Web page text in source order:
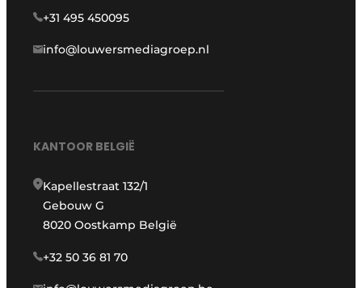
+31 495 450095
info@louwersmediagroep.nl
KANTOOR BELGIË
Kapellestraat 132/1
Gebouw G
8020 Oostkamp België
+32 50 36 81 70